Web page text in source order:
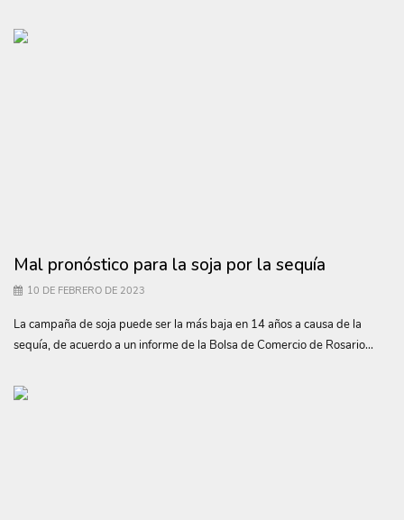
Mal pronóstico para la soja por la sequía
10 DE FEBRERO DE 2023
La campaña de soja puede ser la más baja en 14 años a causa de la
sequía, de acuerdo a un informe de la Bolsa de Comercio de Rosario...